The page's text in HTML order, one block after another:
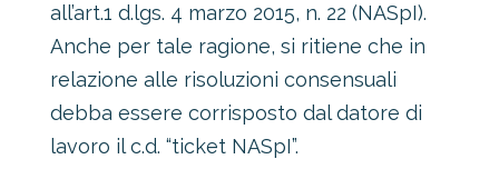
all’art.1 d.lgs. 4 marzo 2015, n. 22 (NASpI).
Anche per tale ragione, si ritiene che in
relazione alle risoluzioni consensuali
debba essere corrisposto dal datore di
lavoro il c.d. “ticket NASpI”.